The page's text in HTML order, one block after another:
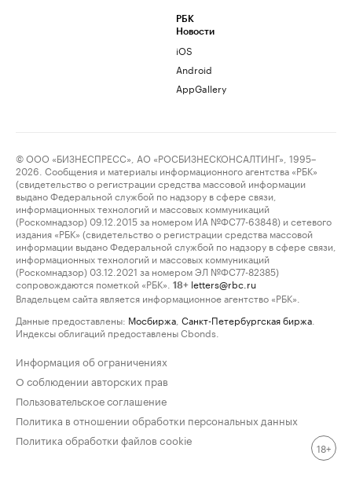
РБК
Новости
iOS
Android
AppGallery
© ООО «БИЗНЕСПРЕСС», АО «РОСБИЗНЕСКОНСАЛТИНГ», 1995–
2026. Сообщения и материалы информационного агентства «РБК»
(свидетельство о регистрации средства массовой информации
выдано Федеральной службой по надзору в сфере связи,
информационных технологий и массовых коммуникаций
(Роскомнадзор) 09.12.2015 за номером ИА №ФС77-63848) и сетевого
издания «РБК» (свидетельство о регистрации средства массовой
информации выдано Федеральной службой по надзору в сфере связи,
информационных технологий и массовых коммуникаций
(Роскомнадзор) 03.12.2021 за номером ЭЛ №ФС77-82385)
сопровождаются пометкой «РБК».
18+ letters@rbc.ru
Владельцем сайта является информационное агентство «РБК».
Данные предоставлены: Мосбиржа Санкт-Петербургская биржа
Индексы облигаций предоставлены Cbonds.
Информация об ограничениях
О соблюдении авторских прав
Пользовательское соглашение
Политика в отношении обработки персональных данных
Политика обработки файлов cookie
18+